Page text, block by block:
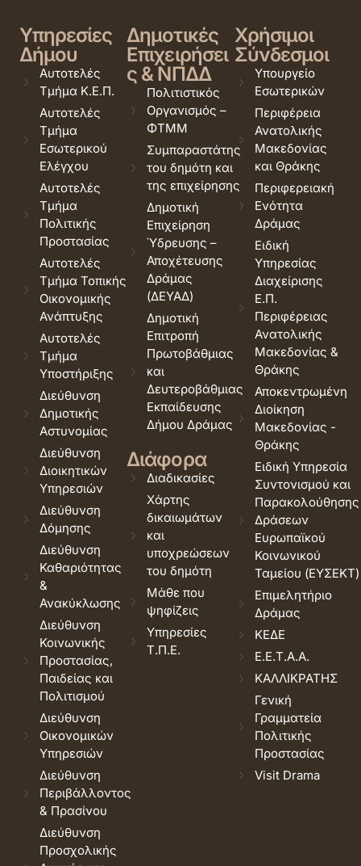
Υπηρεσίες
Δήμου
Αυτοτελές
Τμήμα Κ.Ε.Π.
Αυτοτελές
Τμήμα
Εσωτερικού
Ελέγχου
Αυτοτελές
Τμήμα
Πολιτικής
Προστασίας
Αυτοτελές
Τμήμα Τοπικής
Οικονομικής
Ανάπτυξης
Αυτοτελές
Τμήμα
Υποστήριξης
Διεύθυνση
Δημοτικής
Αστυνομίας
Διεύθυνση
Διοικητικών
Υπηρεσιών
Διεύθυνση
Δόμησης
Διεύθυνση
Καθαριότητας
&
Ανακύκλωσης
Διεύθυνση
Κοινωνικής
Προστασίας,
Παιδείας και
Πολιτισμού
Διεύθυνση
Οικονομικών
Υπηρεσιών
Διεύθυνση
Περιβάλλοντος
& Πρασίνου
Διεύθυνση
Προσχολικής
Δημοτικές
Επιχειρήσει
ς & ΝΠΔΔ
Πολιτιστικός
Οργανισμός –
ΦΤΜΜ
Συμπαραστάτης
του δημότη και
της επιχείρησης
Δημοτική
Επιχείρηση
Ύδρευσης –
Αποχέτευσης
Δράμας
(ΔΕΥΑΔ)
Δημοτική
Επιτροπή
Πρωτοβάθμιας
και
Δευτεροβάθμιας
Εκπαίδευσης
Δήμου Δράμας
Διάφορα
Διαδικασίες
Χάρτης
δικαιωμάτων
και
υποχρεώσεων
του δημότη
Μάθε που
ψηφίζεις
Υπηρεσίες
Τ.Π.Ε.
Χρήσιμοι
Σύνδεσμοι
Υπουργείο
Εσωτερικών
Περιφέρεια
Ανατολικής
Μακεδονίας
και Θράκης
Περιφερειακή
Ενότητα
Δράμας
Ειδική
Υπηρεσίας
Διαχείρισης
Ε.Π.
Περιφέρειας
Ανατολικής
Μακεδονίας &
Θράκης
Αποκεντρωμένη
Διοίκηση
Μακεδονίας -
Θράκης
Ειδική Υπηρεσία
Συντονισμού και
Παρακολούθησης
Δράσεων
Ευρωπαϊκού
Κοινωνικού
Ταμείου (ΕΥΣΕΚΤ)
Επιμελητήριο
Δράμας
ΚΕΔΕ
Ε.Ε.Τ.Α.Α.
ΚΑΛΛΙΚΡΑΤΗΣ
Γενική
Γραμματεία
Πολιτικής
Προστασίας
Visit Drama